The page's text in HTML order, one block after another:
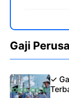
Gaji
✓